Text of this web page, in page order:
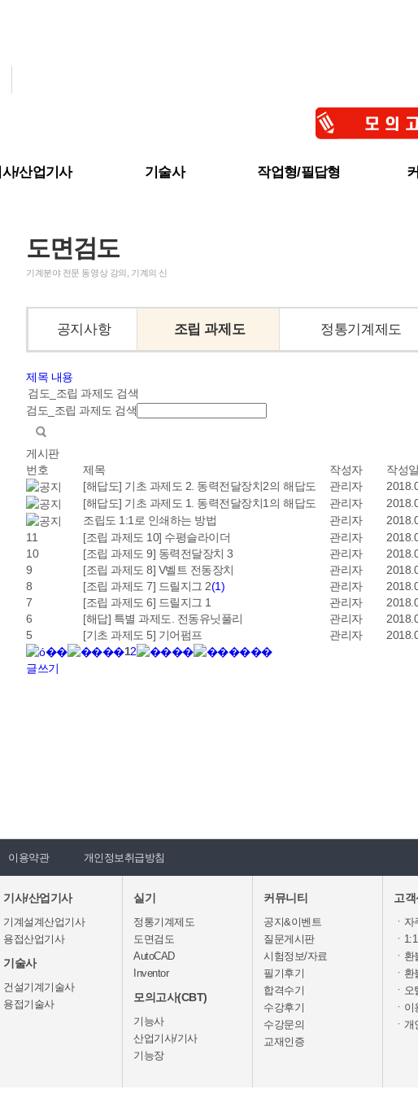
/산업기사 기술사 작업형/필답형
필답
수
도면검도
기계분야 전문 동영상 강의, 기계의 신
공지사항 조립 과제도 정통기계제도
제목 내용
검도_조립 과제도 검색
검도_조립 과제도 검색
게시판
번호
제목 작성자 작성일
[해답도] 기초 과제도 2. 동력전달장치2의 해답도
관리자
[해답도] 기초 과제도 1. 동력전달장치1의 해답도
관리자
조립도 1:1로 인쇄하는 방법
관리자
11
[조립 과제도 10] 수평슬라이더 관리자
10
[조립 과제도 9] 동력전달장치 3 관리자
9
[조립 과제도 8] V벨트 전동장치 관리자
8
[조립 과제도 7] 드릴지그 2(1) 관리자
7
[조립 과제도 6] 드릴지그 1 관리자
6
[해답] 특별 과제도. 전동유닛풀리 관리자
5
[기초 과제도 5] 기어펌프 관리자
12
글쓰기
이용약관 개인정보취급방침
기사/산업기사
기계설계산업기사
용접산업기사
기술사
건설기계기술사
용접기술사
실기
정통기계제도
도면검도
AutoCAD
Inventor
모의고사(CBT)
기능사
산업기사/기사
기능장
커뮤니티
공지&이벤트
질문게시판
시험정보/자료
필기후기
합격수기
수강후기
수강문의
교재인증
고객
ㆍ
ㆍ
ㆍ
ㆍ
ㆍ
ㆍ
ㆍ